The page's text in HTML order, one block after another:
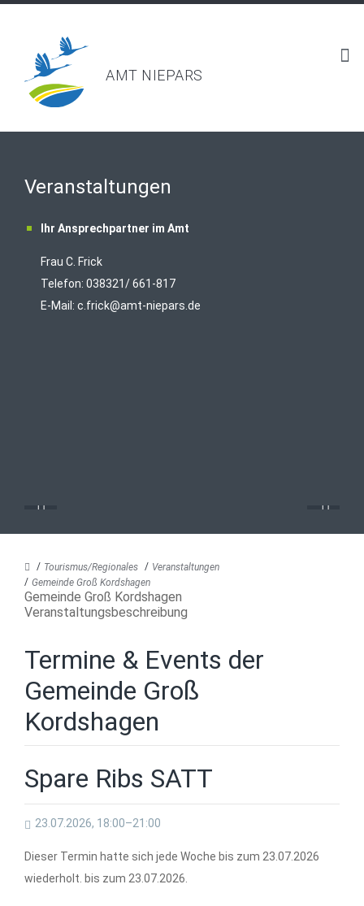
AMT NIEPARS
Veranstaltungen
Ihr Ansprechpartner im Amt
Frau C. Frick
Telefon: 038321/ 661-817
E-Mail: c.frick@amt-niepars.de
Tourismus/Regionales
Veranstaltungen
Gemeinde Groß Kordshagen
Gemeinde Groß Kordshagen
Veranstaltungsbeschreibung
Termine & Events der
Gemeinde Groß
Kordshagen
Spare Ribs SATT
23.07.2026, 18:00–21:00
Dieser Termin hatte sich jede Woche bis zum 23.07.2026
wiederholt. bis zum 23.07.2026.